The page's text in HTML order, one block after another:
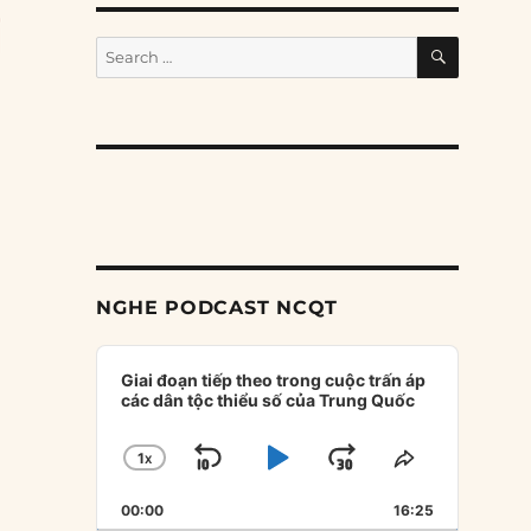
Search
for:
SEARCH
NGHE PODCAST NCQT
Audio
Player
Giai đoạn tiếp theo trong cuộc trấn áp
các dân tộc thiểu số của Trung Quốc
CHANGE
RATE
1X
SKIP
BACKWARD
PLAYJUMP
FORWARD
SHARE
EPISODE
00:00 16:25